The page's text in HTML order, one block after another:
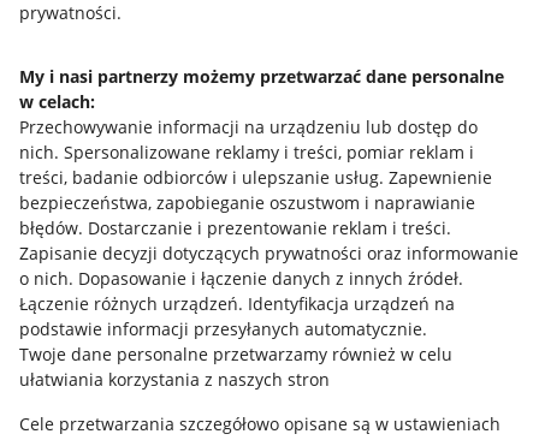
prywatności.
My i nasi partnerzy możemy przetwarzać dane personalne
w celach:
Przechowywanie informacji na urządzeniu lub dostęp do
nich. Spersonalizowane reklamy i treści, pomiar reklam i
treści, badanie odbiorców i ulepszanie usług. Zapewnienie
bezpieczeństwa, zapobieganie oszustwom i naprawianie
błędów. Dostarczanie i prezentowanie reklam i treści.
Zapisanie decyzji dotyczących prywatności oraz informowanie
o nich. Dopasowanie i łączenie danych z innych źródeł.
Łączenie różnych urządzeń. Identyfikacja urządzeń na
podstawie informacji przesyłanych automatycznie.
Twoje dane personalne przetwarzamy również w celu
ułatwiania korzystania z naszych stron
Cele przetwarzania szczegółowo opisane są w ustawieniach
Jak to działa
Allegro Gadane dla sprzedających
Allegro Gadane dla kupujących
Mapa miejscowości
Informacje prawne
Regulamin
Polityka plików "cookies"
Ustawienia plików "cookies"
Udostępnianie lokalizacji